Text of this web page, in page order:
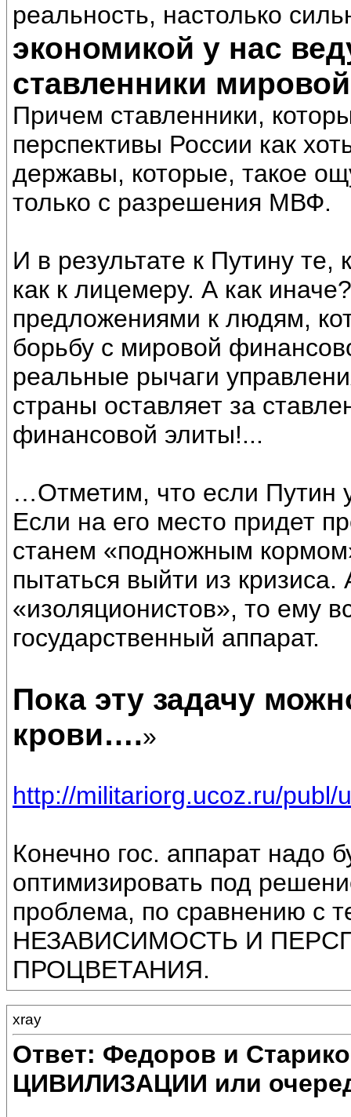
реальность, настолько
экономикой у нас
ставленники
Причем ставленники,
перспективы России как
державы, которые, такое
только с разрешения МВФ.
И в результате к Путину те,
как к лицемеру. А как
предложениями к людям,
борьбу с мировой
реальные рычаги
страны оставляет за
финансовой элиты!...
…Отметим, что если Путин
Если на его место придет
станем «подножным
пытаться выйти из кризиса.
«изоляционистов», то ему
государственный аппарат.
Пока эту задачу
крови….»
http://militariorg.ucoz.ru/publ/
Конечно гос. аппарат надо
оптимизировать под
проблема, по сравнению с
НЕЗАВИСИМОСТЬ И
ПРОЦВЕТАНИЯ.
xray
Ответ: Федоров и
ЦИВИЛИЗАЦИИ или